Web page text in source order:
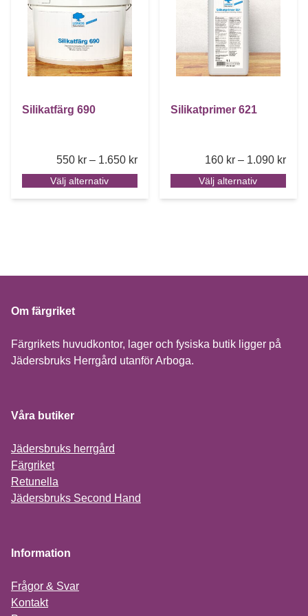
Silikatfärg 690
550 kr – 1.650 krPrice range: 550 kr through 1.650
Välj alternativ
Silikatprimer 621
160 kr – 1.090 kr
Välj alternativ
Om färgriket
Färgrikets huvudkontor, lager och fysiska butik ligger på
Jädersbruks Herrgård utanför Arboga.
Våra butiker
Jädersbruks herrgård
Färgriket
Retunella
Jädersbruks Second Hand
Information
Frågor & Svar
Kontakt